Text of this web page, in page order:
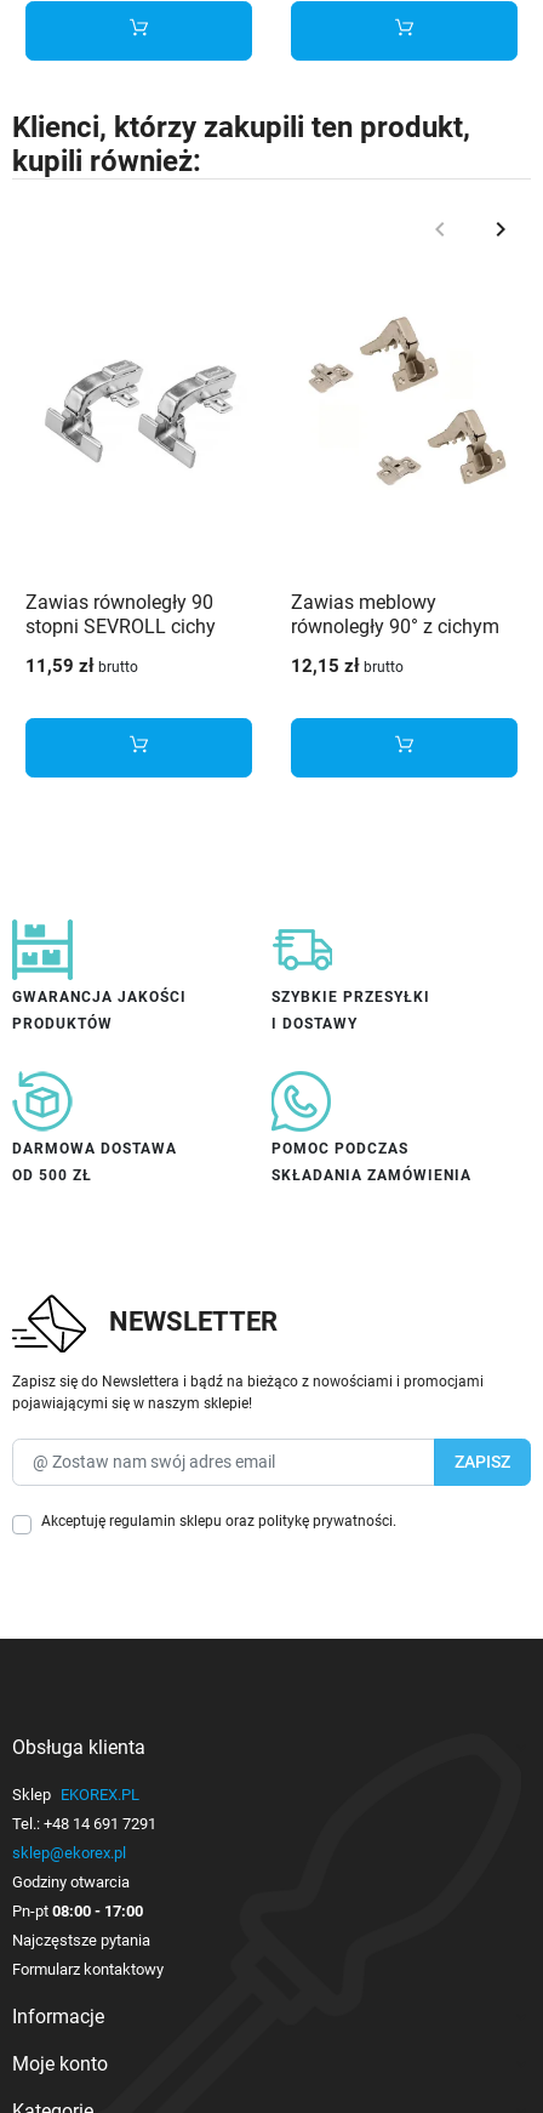
Klienci, którzy zakupili ten produkt,
kupili również:
Poprzedni
keyboard_arrow_left keyboard_arrow_right
Zawias równoległy 90
stopni SEVROLL cichy
szt.
11,59 zł brutto
Zawias meblowy
równoległy 90° z cichym
Metalla 300 - 2 sztuki
12,15 zł brutto
GWARANCJA JAKOŚCI
PRODUKTÓW
SZYBKIE PRZESYŁKI
I DOSTAWY
DARMOWA DOSTAWA
OD 500 ZŁ
POMOC PODCZAS
SKŁADANIA ZAMÓWIENIA
NEWSLETTER
Zapisz się do Newslettera i bądź na bieżąco z nowościami i promocjami
pojawiającymi się w naszym sklepie!
Akceptuję regulamin sklepu oraz politykę prywatności.
Obsługa klienta
Sklep EKOREX.PL
Tel.: +48 14 691 7291
sklep@ekorex.pl
Godziny otwarcia
Pn-pt 08:00 - 17:00
Najczęstsze pytania
Formularz kontaktowy
Informacje
Moje konto